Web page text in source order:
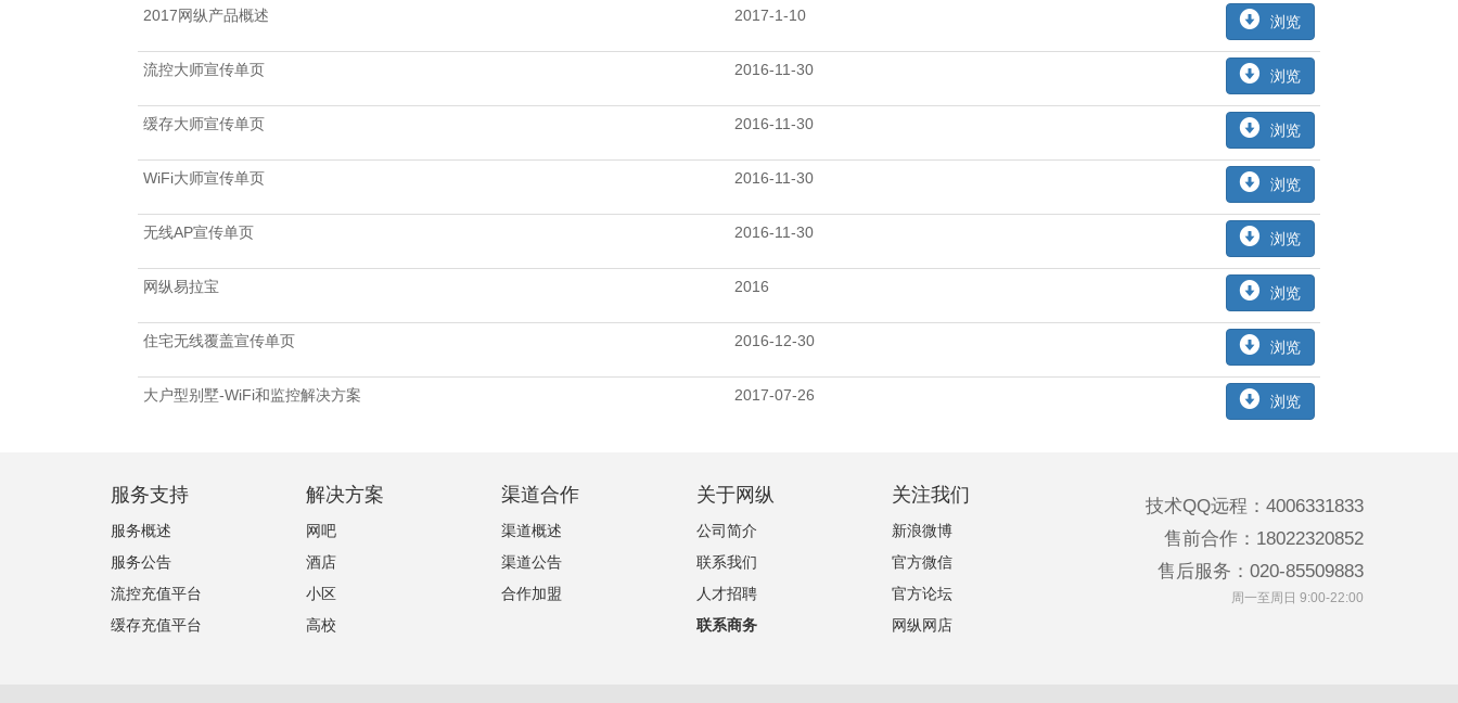
2017网纵产品概述 2017-1-10 浏览
流控大师宣传单页 2016-11-30 浏览
缓存大师宣传单页 2016-11-30 浏览
WiFi大师宣传单页 2016-11-30 浏览
无线AP宣传单页 2016-11-30 浏览
网纵易拉宝 2016 浏览
住宅无线覆盖宣传单页 2016-12-30 浏览
大户型别墅-WiFi和监控解决方案 2017-07-26 浏览
服务支持
服务概述
服务公告
流控充值平台
缓存充值平台
解决方案
网吧
酒店
小区
高校
渠道合作
渠道概述
渠道公告
合作加盟
关于网纵
公司简介
联系我们
人才招聘
联系商务
关注我们
新浪微博
官方微信
官方论坛
网纵网店
技术QQ远程：4006331833
售前合作：18022320852
售后服务：020-85509883
周一至周日 9:00-22:00